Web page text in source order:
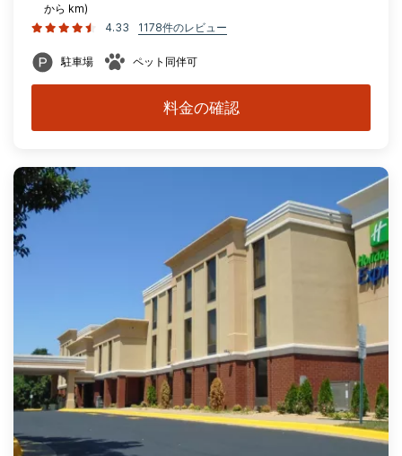
から km)
4.33
1178件のレビュー
駐車場 ペット同伴可
料金の確認